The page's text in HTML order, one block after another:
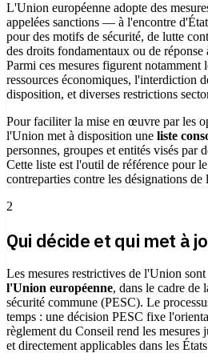
L'Union européenne adopte des
appelées sanctions — à l'encontre
pour des motifs de sécurité, de lutte
des droits fondamentaux ou de réponse
Parmi ces mesures figurent notamment
ressources économiques, l'interdiction
disposition, et diverses restrictions
Pour faciliter la mise en œuvre par les
l'Union met à disposition une liste
personnes, groupes et entités visés par
Cette liste est l'outil de référence pour
contreparties contre les désignations de
2
Qui décide et qui met à
Les mesures restrictives de l'Union sont
l'Union européenne, dans le cadre de
sécurité commune (PESC). Le
temps : une décision PESC fixe
règlement du Conseil rend les mesures
et directement applicables dans les